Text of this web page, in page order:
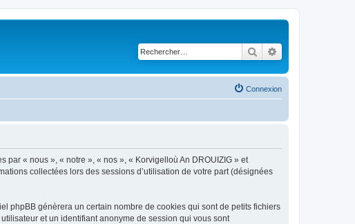
Rechercher
Connexion
« nous », « notre », « nos », « Korvigelloù An DROUIZIG » et
collectées lors des sessions d’utilisation de votre part (désignées
phpBB génèrera un certain nombre de cookies qui sont de petits fichiers
et un identifiant anonyme de session qui vous sont